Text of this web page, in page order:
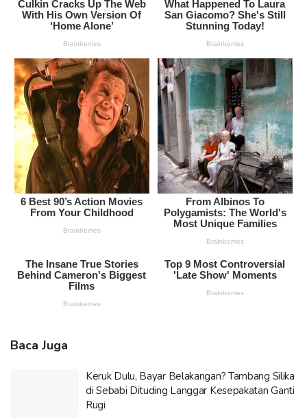
Baca Juga
Keruk Dulu, Bayar Belakangan? Tambang Silika
di Sebabi Dituding Langgar Kesepakatan Ganti
Rugi